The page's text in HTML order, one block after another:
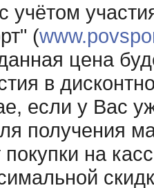
учётом
(
цена
в
если у Вас
получения
на